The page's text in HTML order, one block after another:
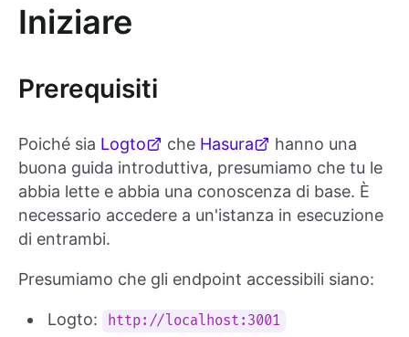
Iniziare
Prerequisiti
Poiché sia Logto che Hasura
hanno una
buona guida introduttiva, presumiamo che tu le
abbia lette e abbia una conoscenza di base. È
necessario accedere a un'istanza in esecuzione
di entrambi.
Presumiamo che gli endpoint accessibili siano:
Logto: http://localhost:3001